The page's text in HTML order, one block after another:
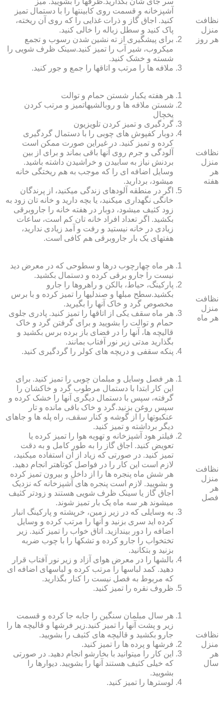
نظافت
منزل
هر روز
آشپزخانه و قسمت روی کابینت‏ها را با دستمال تمیز
کنید. اجاق گاز و ذرات غذایی را که روی آن ریخته،
پاک کنید و سطل زباله را خالی کنید.
برای پیشگیری از ته نشین شدن رسوب و تجمع
میکروب، شیر آب را تمیز کنید.سینک ظرف شویی را
شسته و خشک کنید.
ملافه‏ ها را مرتب و اتاق‏ها را جمع و جور کنید.
نظافت
منزل
هر
هفته
هر هفته یکبار شستن حمام و توالت
شستن ملافه‏ ها و روبالشی‎هاتمیز و مرتب کردن
یخچال
گردگیری و تمیز کردن تلویزیون
دوبار کفپوش‏ های چوبی را با دستمال گردگیری
کرده و تمیز کنید. در غیراین صورت ممکن است
آلودگی و جرم روی آنها باقی بماند و برای از بین
بردنش نیاز به سابیدن و خراشیدن داشته باشید.
وسایل اضافه ای را که موجب به هم ریختگی خانه
می‏شود، بردارید.
اگر در منطقه آلوده‏ای زندگی می‏کنید، از پرندگان
خانگی نگهداری می‏کنید، یا بچه دارید و خانه‏ تان زود به
زود کثیف می‏شود، دوبار در هفته خانه را جاروبرقی
بکشید. اگر تعداد افراد خانه ‏تان کم است، ساعات
زیادی در خانه نیستید و رفت و آمد زیادی ندارید،
هفته‏ای یک بار جاروبرقی هم کافی است.
نظافت
منزل
هر ماه
هر ماه چهارچوب درها و سطوحی که در معرض دید
نیست را جارو برقی کرده و دستمال بکشید.
پارکینگ، حیاط، بالکن و راهروها را جارو
بکشید.سطح مبل‏ها و صندلی‏ها را تمیز کرده و با برس
مخصوص گرد و خاک آنها را بگیرید.
هر ماه سقف یکی از اتاق‏ها را تمیز کنید. پادری جلوی
حمام و توالت را بشویید و برای گرفتن گرد و خاک
قالیچه‏ ها، آنها را در فضای باز برده برس بکشید و
بگذارید مدتی زیر نور آفتاب بمانند.
پنکه سقفی و دریچه‏ های کولر را گردگیری کنید.
نظافت
منزل
هر
فصل
هر فصل وسایل و مبلمان چوبی را تمیز کنید. برای
این کار ابتدا با دستمال مرطوب گرد و خاک‏شان را
گرفته، سپس با دستمال دیگری آنها را خشک کرده و
سپس روغن بزنید.گرد و خاک باقی مانده و تار
عنکبوت‏ها را از گوشه و کنار سقف، راه پله‏ ها و جاهای
دیگر برداشته و تمیز کنید.
فیلتر هود آشپزخانه و تهویه هوا را تمیز کرده یا
تعویض کنید. اجاق گاز را به طور کامل و به دقت
تمیز کنید. در صورتی که زیاد از آن استفاده می‏کنید،
لازم است این کار را در فواصل کوتاه‏تر انجام دهید.
هر شش ماه پنجره‏ ها را از داخل و بیرون تمیز کرده
و بشویید. لازم است پنجره‏ های آشپزخانه که نزدیک
اجاق گاز یا سینک ظرف شویی هستند و زودتر کثیف
می‏شوند هر سه ماه یک بار تمیز شوند.
به وسایلی که در زیر زمین، خرپشته و پارکینگ انبار
کرده‏ اید سری بزنید و آنها را مرتب کرده و وسایل
اضافه را دور بیندازید. اتاق خواب را تمیز کنید. زیر
تختخواب را جارو کرده و تشک‏ها را با چوب ضربه
بزنید و بتکانید.
بالش‏ها را در معرض هوای آزاد و زیر نور آفتاب قرار
دهید. کمد لباس‏ها را مرتب کرده و لباس‏های اضافه ای
که مربوط به فصل نیست را کنار بگذارید.
ظروف نقره را تمیز کنید.
نظافت
منزل
هر
سال
هر سال مبلمان سنگین را جابه جا کرده و قسمت
زیر و پشت آنها را تمیز کنید.زیر فرش‏ها و قالیچه‏ ها را
جارو بکشید و قالیچه‏ های کثیف را بشویید.
فرش‏ها و پرده ‏ها را تمیز کنید.
این کار را می‏توانید با بخارشو انجام دهید. در صورتی
که خیلی کثیف هستند آنها را بشویید. دیوارها را
بشویید.
لوسترها را تمیز کنید.